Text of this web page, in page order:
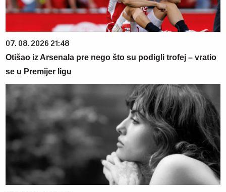
07. 08. 2026 21:48
Otišao iz Arsenala pre nego što su podigli trofej – vratio
se u Premijer ligu